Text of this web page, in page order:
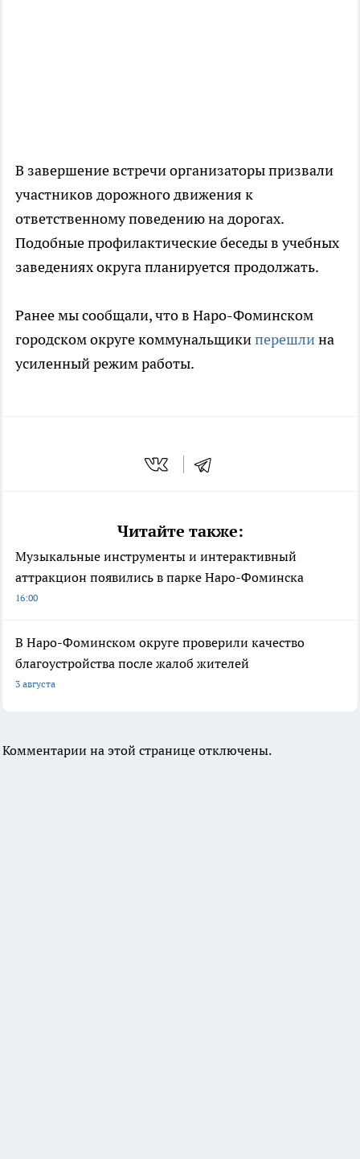
В завершение встречи организаторы призвали
участников дорожного движения к
ответственному поведению на дорогах.
Подобные профилактические беседы в учебных
заведениях округа планируется продолжать.
Ранее мы сообщали, что в Наро-Фоминском
городском округе коммунальщикиперешлина
усиленный режим работы.
Читайте также:
Музыкальные инструменты и интерактивный
аттракцион появились в парке Наро-Фоминска
16:00
В Наро-Фоминском округе проверили качество
благоустройства после жалоб жителей
3 августа
Комментарии на этой странице отключены.